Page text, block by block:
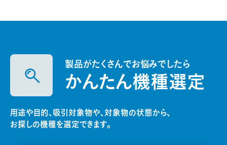
製品がたくさんでお悩みでしたら
かんたん機種選定
用途や目的、吸引対象物や、対象物の状態から、
お探しの機種を選定できます。